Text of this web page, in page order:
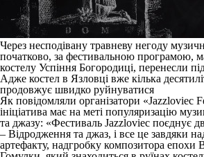
Через несподівану травневу негоду
початково, за фестивальною програмою,
костелу Успіння Богородиці, перенесли
Адже костел в Язловці вже кілька
продовжує швидко руйнуватися
Як повідомляли організатори «Jazzloviec
ініціатива має на меті популяризацію
та джазу: «Фестиваль Jazzloviec поєднує
– Відродження та джаз, і все це завдяки
артефакту, надгробку композитора